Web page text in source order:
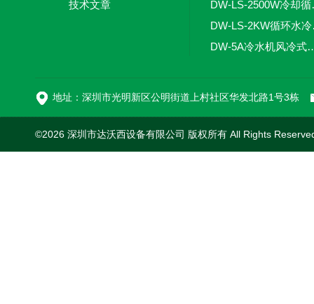
技术文章
DW-
DW-5A冷水机
地址：深圳市光明新区公明街道上村社区华发北路1号3栋
©2026 深圳市达沃西设备有限公司 版权所有 All Rights